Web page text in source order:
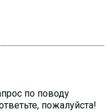
по поводу
пожалуйста!